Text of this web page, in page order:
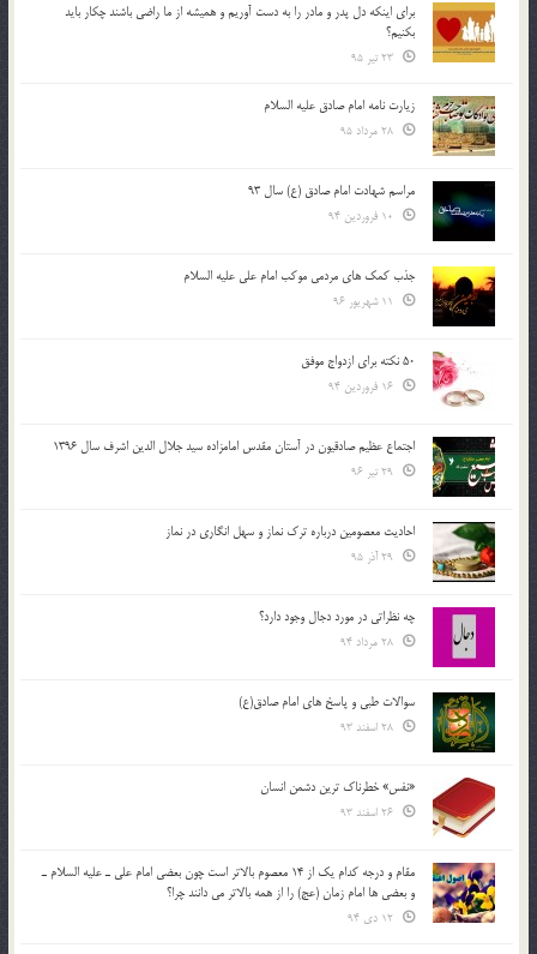
براي اينكه دل پدر و مادر را به دست آوريم و هميشه از ما راضي باشند چكار بايد
بكنيم؟
زیارت نامه امام صادق علیه السلام
مراسم شهادت امام صادق (ع) سال 93
جذب کمک های مردمی موکب امام علی علیه السلام
50 نکته برای ازدواج موفق
اجتماع عظیم صادقیون در آستان مقدس امامزاده سید جلال الدین اشرف سال 1396
احادیث معصومین درباره ترک نماز و سهل انگاری در نماز
چه نظراتی در مورد دجال وجود دارد؟
سوالات طبی و پاسخ های امام صادق(ع)
«نفس» خطرناک ترین دشمن انسان
مقام و درجه كدام يك از 14 معصوم بالاتر است چون بعضي امام علي ـ عليه السلام ـ
و بعضي ها امام زمان (عج) را از همه بالاتر مي دانند چرا؟